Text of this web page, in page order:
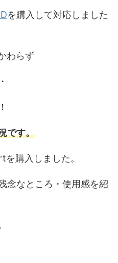
を購入して対応しました
わらず
です。
購入しました。
念なところ・使用感を紹